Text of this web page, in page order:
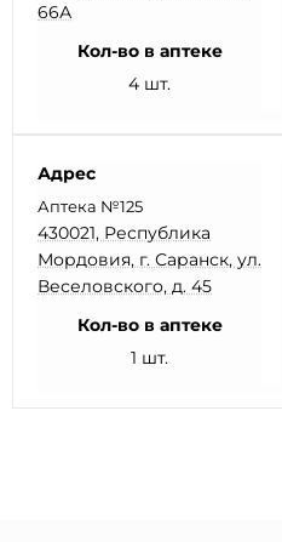
66А
Кол-во в аптеке
4 шт.
Адрес
Аптека №125
430021, Республика
Мордовия, г. Саранск, ул.
Веселовского, д. 45
Кол-во в аптеке
1 шт.